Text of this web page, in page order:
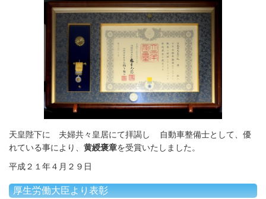
天皇陛下に 夫婦共々皇居にて拝謁し 自動車整備士として、優
れている事により、 黄綬褒章を受賞いたしました。
平成２１年４月２９日
厚生労働大臣より表彰